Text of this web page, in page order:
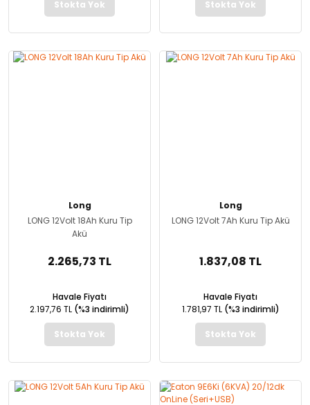
Stokta Yok Stokta Yok
Long
LONG 12Volt 18Ah Kuru Tip
Akü
2.265,73 TL
Havale Fiyatı
2.197,76 TL (%3 indirimli)
Stokta Yok
Long
LONG 12Volt 7Ah Kuru Tip Akü
1.837,08 TL
Havale Fiyatı
1.781,97 TL (%3 indirimli)
Stokta Yok